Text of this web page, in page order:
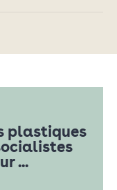
plastiques
...